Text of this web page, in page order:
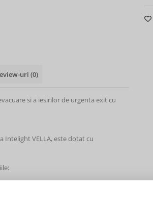
uri (0)
si a iesirilor de urgenta exit cu
Intelight VELLA, este dotat cu